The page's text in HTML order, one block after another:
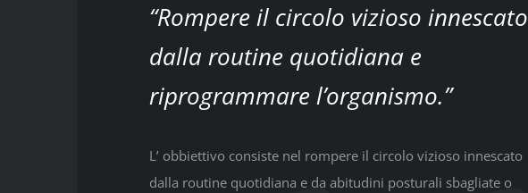
“Rompere il circolo vizioso innescato
dalla routine quotidiana e
riprogrammare l’organismo.”
L’ obbiettivo consiste nel rompere il circolo vizioso innescato
dalla routine quotidiana e da abitudini posturali sbagliate o